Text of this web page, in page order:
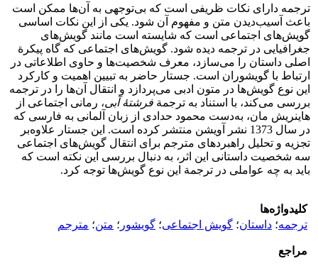
ترجمه دارای نکات ظریفی است که بی‌توجهی به آن‌ها ممکن است
باعث آسیب‌دیدن متن و مفهوم آن شود. یکی از این نکات اساسی
گویش‌های اجتماعی است که شایسته است مانند گویش‌های
جغرافیایی در ترجمه دیده شود. گویش‌های اجتماعی که گاه پیکرة
اصلی داستان را می‌سازد، معرف شخصیت‌ها و حاوی اطلاعاتی در
ارتباط با گویشوران است. جستار حاضر به تبیین اهمیت و کارکرد
این نوع گویش‌ها در متون ادبی می‌پردازد و انتقال آن‌ها را در ترجمه
بررسی می‌کند، با استناد به ترجمة فرشتۀ آبی، رمانی اجتماعی از
هاینریش مان، به‌دست محمود حدادی از زبان آلمانی به فارسی که
در سال 1373 نشر آویشن منتشر کرده است. این جستار علاوه‌بر
تجزیه و تحلیل راهبردهای مترجم برای انتقال گویش‌های اجتماعی
سه شخصیت داستانی این اثر، به دنبال بررسی این نکته است که
باید به چه عواملی در ترجمة این نوع گویش‌ها توجه کرد.
کلیدواژه‌ها
ترجمه؛ داستان؛ گویش اجتماعی؛ گویشور ؛ متن؛ مترجم
مراجع